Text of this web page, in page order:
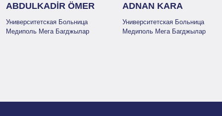
ABDULKADİR ÖMER
Университетская Больница
Медиполь Мега Багджылар
ADNAN KARA
Университетская Больница
Медиполь Мега Багджылар